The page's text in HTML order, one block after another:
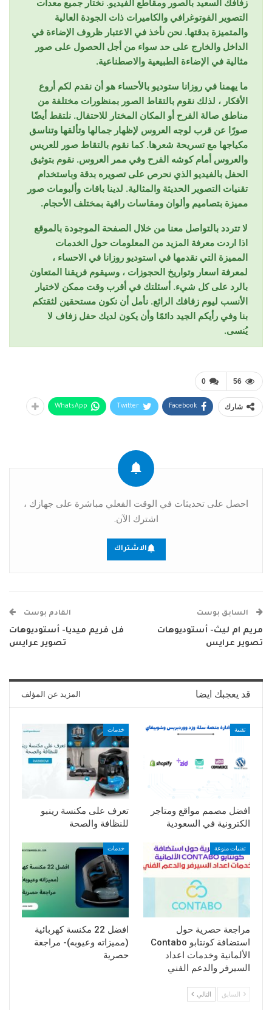
التصوير الفوتوغرافي والكاميرات ذات الجودة العالية
والمتميزة بدقتها. نحن نأخذ في الاعتبار ظروف الإضاءة في
الداخل والخارج على حد سواء من أجل الحصول على صور
مثالية في الإضاءة الطبيعية والاصطناعية.
ما يهمنا في روزانا ستوديو بالأحساء هو أن نقدم لكم أروع
الأفكار ، لذلك نقوم بالتقاط الصور بمنظورات مختلفة من
مناطق صالة الفرح أو المكان المختار للاحتفال. نلتقط أيضًا
صورًا عن قرب لوجه العروس لإظهار جمالها وتألقها وتناسق
مكياجها مع تسريحة شعرها. كما نقوم بالتقاط صور للعريس
والعروس أمام كوشه الفرح وفي ممر العروس. نقوم بتوثيق
الحفل بالفيديو الذي نحرص على تصويره بدقة وباستخدام
تقنيات التصوير الحديثة والمثالية. لدينا باقات وألبومات صور
مميزة بتصاميم وألوان ومقاسات راقية بمختلف الأحجام.
لا تتردد بالتواصل معنا من خلال الصفحة الموجودة بالموقع
اذا اردت معرفة المزيد من المعلومات حول الخدمات
المميزة التي نقدمها في استوديو روزانا في الاحساء ،
لمعرفة اسعار وتواريخ الحجوزات ، وسيقوم فريقنا المتعاون
بالرد على كل شيء. أسئلتك في أقرب وقت ممكن لاختيار
الأنسب ليوم زفافك الرائع. نأمل أن نكون مستحقين لثقتكم
بنا وفي رأيكم الجيد دائمًا وأن يكون لديك حفل زفاف لا
يُنسى.
0 56
شارك Facebook
Twitter
WhatsApp
احصل على تحديثات في الوقت الفعلي مباشرة على جهازك ،
اشترك الآن.
الاشتراك
السابق بوست
مريم ام ليث- أستوديوهات
تصوير عرايس
القادم بوست
فل فريم ميديا- أستوديوهات
تصوير عرايس
قد يعجبك ايضا المزيد عن المؤلف
تقنية
افضل مصمم مواقع ومتاجر
الكترونية في السعودية
خدمات
تعرف على مكنسة رينبو
للنظافة والصحة
تقنيات منوعة
مراجعة حصرية حول
استضافة كونتابو Contabo
الألمانية وخدمات اعداد
السيرفر والدعم الفني
خدمات
افضل 22 مكنسة كهربائية
(مميزاته وعيوبه)- مراجعة
حصرية
السابق التالي